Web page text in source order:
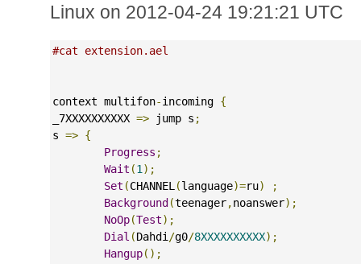
Linux on 2012-04-24 19:21:21 UTC
#cat extension.ael
context multifon-incoming {
_7XXXXXXXXXX => jump s ;
s => {
Progress ;
Wait (1 );
Set (CHANNEL (language)=ru)
;
Background(teenager,noanswer);
NoOp(Test);
Dial (Dahdi /g0/8XXXXXXXXXX);
Hangup();